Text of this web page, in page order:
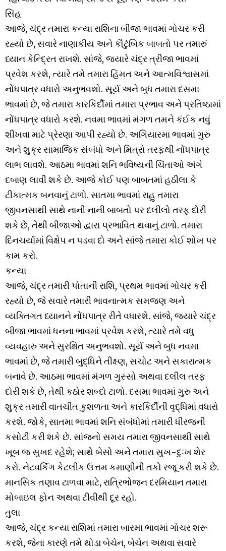
સિંહ
આજે, ચંદ્ર તમારા કન્યા રાશિના બીજા ભાવમાં ગોચર કરી
રહ્યો છે, સવારે નાણાકીય અને કૌટુંબિક બાબતો પર તમારું
ધ્યાન કેન્દ્રિત રાખશે. સાંજે, જ્યારે ચંદ્ર ત્રીજા ભાવમાં
પ્રવેશ કરશે, ત્યારે તમે તમારા હિંમત અને આત્મવિશ્વાસમાં
નોંધપાત્ર વધારો અનુભવશો. સૂર્ય અને બુધ તમારા દસમા
ભાવમાં છે, જે તમારા કારકિર્દીમાં તમારા પ્રભાવ અને પ્રતિષ્ઠામાં
નોંધપાત્ર વધારો કરશે. નવમા ભાવમાં મંગળ તમને કંઈક નવું
શીખવા માટે પ્રેરણા આપી રહ્યો છે. અગિયારમા ભાવમાં ગુરુ
અને શુક્ર સામાજિક સંબંધો અને મિત્રો તરફથી નોંધપાત્ર
લાભ લાવશે. આઠમા ભાવમાં શનિ ભવિષ્યની ચિંતાઓ અંગે
દબાણ લાવી શકે છે. આજે કોઈ પણ બાબતમાં હઠીલા કે
ટીકાત્મક બનવાનું ટાળો. સાતમા ભાવમાં રાહુ તમારા
જીવનસાથી સાથે નાની નાની બાબતો પર દલીલો તરફ દોરી
શકે છે, તેથી બીજાઓ દ્વારા પ્રભાવિત થવાનું ટાળો. તમારા
દિનચર્યામાં વિક્ષેપ ન પડવા દો અને સાંજે તમારા કોઈ શોખ પર
કામ કરો.
કન્યા
આજે, ચંદ્ર તમારી પોતાની રાશિ, પ્રથમ ભાવમાં ગોચર કરી
રહ્યો છે, જે સવારે તમારી ભાવનાત્મક સમજણ અને
વ્યક્તિગત ધ્યાનને નોંધપાત્ર રીતે વધારશે. સાંજે, જ્યારે ચંદ્ર
બીજા ભાવમાં ધનના ભાવમાં પ્રવેશ કરશે, ત્યારે તમે વધુ
વ્યવહારુ અને સુરક્ષિત અનુભવશો. સૂર્ય અને બુધ નવમા
ભાવમાં છે, જે તમારી બુદ્ધિને તીક્ષ્ણ, સચોટ અને સકારાત્મક
બનાવે છે. આઠમા ભાવમાં મંગળ ગુસ્સો અથવા દલીલ તરફ
દોરી શકે છે, તેથી કઠોર શબ્દો ટાળો. દસમા ભાવમાં ગુરુ અને
શુક્ર તમારી વાતચીત કુશળતા અને કારકિર્દીની વૃદ્ધિમાં વધારો
કરશે. જોકે, સાતમા ભાવમાં શનિ સંબંધોમાં તમારી ધીરજની
કસોટી કરી શકે છે. સાંજનો સમય તમારા જીવનસાથી સાથે
ખૂબ જ સુખદ રહેશે; સાથે બેસો અને તમારા સુખ-દુઃખ શેર
કરો. નેટવર્કિંગ કેટલીક ઉત્તમ કમાણીની તકો રજૂ કરી શકે છે.
માનસિક તણાવ ટાળવા માટે, રાત્રિભોજન દરમિયાન તમારા
મોબાઇલ ફોન અથવા ટીવીથી દૂર રહો.
તુલા
આજે, ચંદ્ર કન્યા રાશિમાં તમારા બારમા ભાવમાં ગોચર શરૂ
કરશે, જેના કારણે તમે થોડા બેચેન, બેચેન અથવા સવારે